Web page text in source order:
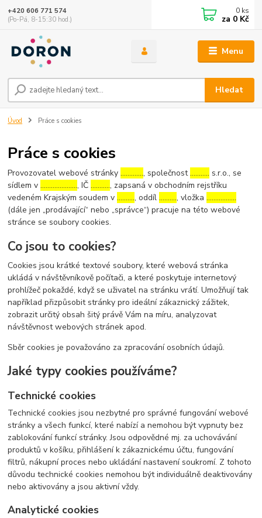
Menu
Hledat
+420 606 771 574
(Po-Pá, 8-15:30 hod.)
0 ks
za 0 Kč
Úvod Práce s cookies
Práce s cookies
Provozovatel webové stránky…………., společnost……….. s.r.o., se
sídlem v…………………, IČ……….., zapsaná v obchodním rejstříku
vedeném Krajským soudem v………., oddíl………., vložka……………..
(dále jen „prodávající“ nebo „správce“) pracuje na této webové
stránce se soubory cookies.
Co jsou to cookies?
Cookies jsou krátké textové soubory, které webová stránka
ukládá v návštěvníkově počítači, a které poskytuje internetový
prohlížeč pokaždé, když se uživatel na stránku vrátí. Umožňují tak
například přizpůsobit stránky pro ideální zákaznický zážitek,
zobrazit určitý obsah šitý právě Vám na míru, analyzovat
návštěvnost webových stránek apod.
Sběr cookies je považováno za zpracování osobních údajů.
Jaké typy cookies používáme?
Technické cookies
Technické cookies jsou nezbytné pro správné fungování webové
stránky a všech funkcí, které nabízí a nemohou být vypnuty bez
zablokování funkcí stránky. Jsou odpovědné mj. za uchovávání
produktů v košíku, přihlášení k zákaznickému účtu, fungování
filtrů, nákupní proces nebo ukládání nastavení soukromí. Z tohoto
důvodu technické cookies nemohou být individuálně deaktivovány
nebo aktivovány a jsou aktivní vždy.
Analytické cookies